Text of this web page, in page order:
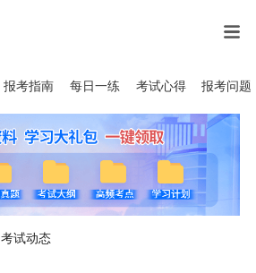
报考指南 每日一练 考试心得 报考问题
考试动态